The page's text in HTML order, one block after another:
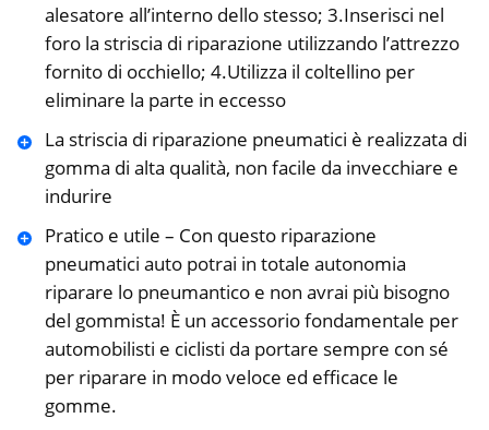
alesatore all’interno dello stesso; 3.Inserisci nel
foro la striscia di riparazione utilizzando l’attrezzo
fornito di occhiello; 4.Utilizza il coltellino per
eliminare la parte in eccesso
La striscia di riparazione pneumatici è realizzata di
gomma di alta qualità, non facile da invecchiare e
indurire
Pratico e utile – Con questo riparazione
pneumatici auto potrai in totale autonomia
riparare lo pneumantico e non avrai più bisogno
del gommista! È un accessorio fondamentale per
automobilisti e ciclisti da portare sempre con sé
per riparare in modo veloce ed efficace le
gomme.